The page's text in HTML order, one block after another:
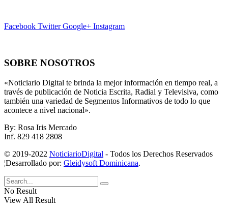
Facebook Twitter Google+ Instagram
SOBRE NOSOTROS
«Noticiario Digital te brinda la mejor información en tiempo real, a
través de publicación de Noticia Escrita, Radial y Televisiva, como
también una variedad de Segmentos Informativos de todo lo que
acontece a nivel nacional».
By: Rosa Iris Mercado
Inf. 829 418 2808
© 2019-2022 NoticiarioDigital - Todos los Derechos Reservados
¦Desarrollado por: Gleidysoft Dominicana.
No Result
View All Result